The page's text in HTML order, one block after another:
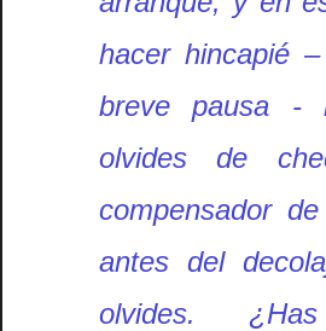
hacer hincapié
breve pausa -
olvides de
compensador
antes del
olvides.